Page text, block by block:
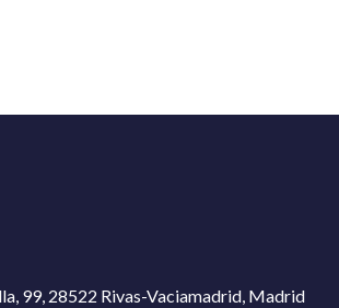
99, 28522 Rivas-Vaciamadrid, Madrid